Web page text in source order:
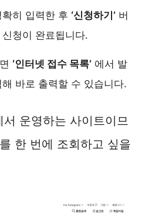
히 입력한 후 ‘신청하기’ 버
청이 완료됩니다.
‘인터넷 접수 목록’ 에서 발
바로 출력할 수 있습니다.
서 운영하는 사이트이므
한 번에 조회하고 싶을